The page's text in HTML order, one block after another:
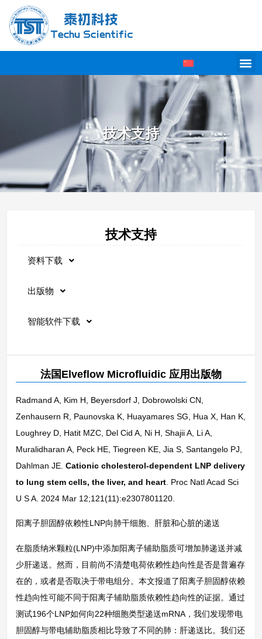
技术支持
技术支持
资料下载
出版物
智能软件下载
法国Elveflow Microfluidic 应用出版物
Radmand A, Kim H, Beyersdorf J, Dobrowolski CN,
Zenhausern R, Paunovska K, Huayamares SG, Hua X, Han K,
Loughrey D, Hatit MZC, Del Cid A, Ni H, Shajii A, Li A,
Muralidharan A, Peck HE, Tiegreen KE, Jia S, Santangelo PJ,
Dahlman JE.Cationic cholesterol-dependent LNP delivery
to lung stem cells, the liver, and heart . Proc Natl Acad Sci
U S A. 2024 Mar 12;121(11):e2307801120.
阳离子胆固醇依赖性LNP向肺干细胞、肝脏和心脏的递送
在脂质纳米颗粒(LNP)中添加阳离子辅助脂质可增加肺递送并减
少肝递送。然而，目前尚不清楚电荷依赖性趋向性是否是普遍存
在的，或者是否取决于带电组分。本文报道了阳离子胆固醇依赖
性趋向性可能不同于阳离子辅助脂质依赖性趋向性的证据。通过
测试196个LNP如何向22种细胞类型递送mRNA，我们发现带电
胆固醇与带电辅助脂质相比导致了不同的肺：肝递送比。我们还